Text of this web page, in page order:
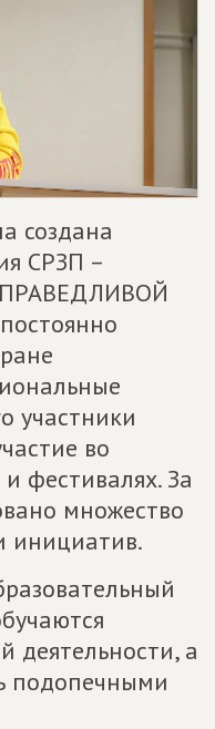
создана
СРЗП –
участники
во
фестивалях. За
множество
инициатив.
деятельности, а
подопечными